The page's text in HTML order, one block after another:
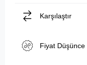
Karşılaştır
Fiyat Düşünce